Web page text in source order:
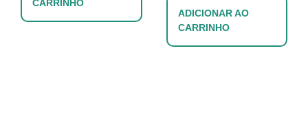
CARRINHO
ADICIONAR AO
CARRINHO